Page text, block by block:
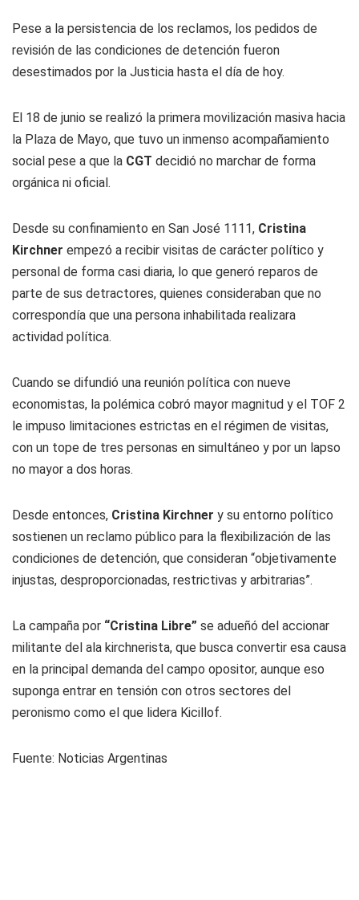
Pese a la persistencia de los reclamos, los pedidos de
revisión de las condiciones de detención fueron
desestimados por la Justicia hasta el día de hoy.
El 18 de junio se realizó la primera movilización masiva hacia
la Plaza de Mayo, que tuvo un inmenso acompañamiento
social pese a que la CGT decidió no marchar de forma
orgánica ni oficial.
Desde su confinamiento en San José 1111, Cristina
Kirchner empezó a recibir visitas de carácter político y
personal de forma casi diaria, lo que generó reparos de
parte de sus detractores, quienes consideraban que no
correspondía que una persona inhabilitada realizara
actividad política.
Cuando se difundió una reunión política con nueve
economistas, la polémica cobró mayor magnitud y el TOF 2
le impuso limitaciones estrictas en el régimen de visitas,
con un tope de tres personas en simultáneo y por un lapso
no mayor a dos horas.
Desde entonces, Cristina Kirchner y su entorno político
sostienen un reclamo público para la flexibilización de las
condiciones de detención, que consideran “objetivamente
injustas, desproporcionadas, restrictivas y arbitrarias”.
La campaña por “Cristina Libre” se adueñó del accionar
militante del ala kirchnerista, que busca convertir esa causa
en la principal demanda del campo opositor, aunque eso
suponga entrar en tensión con otros sectores del
peronismo como el que lidera Kicillof.
Fuente: Noticias Argentinas